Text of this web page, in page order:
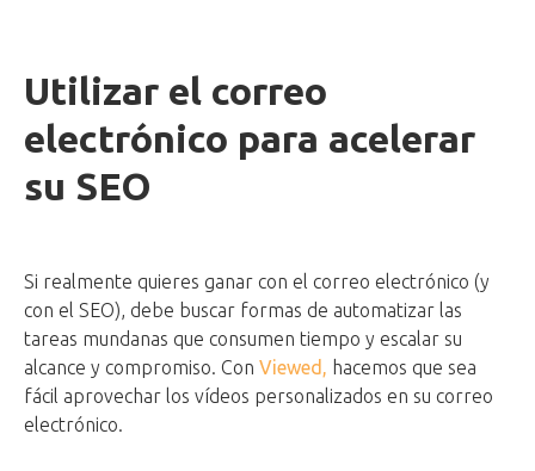
Utilizar el correo
electrónico para acelerar
su SEO
Si realmente quieres ganar con el correo electrónico (y
con el SEO), debe buscar formas de automatizar las
tareas mundanas que consumen tiempo y escalar su
alcance y compromiso. Con Viewed, hacemos que sea
fácil aprovechar los vídeos personalizados en su correo
electrónico.